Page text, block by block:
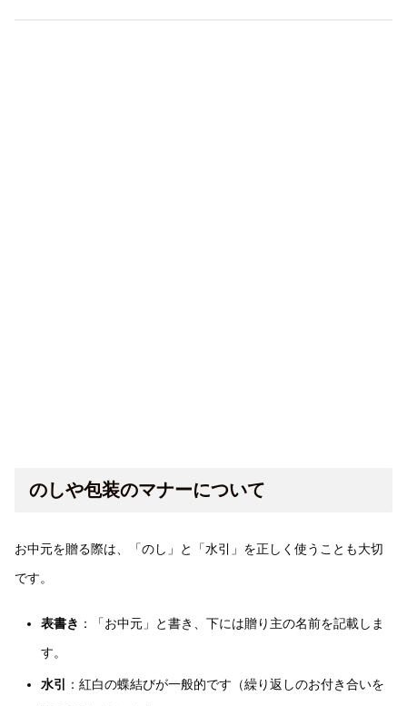
のしや包装のマナーについて
お中元を贈る際は、「のし」と「水引」を正しく使うことも大切
です。
表書き ：「お中元」と書き、下には贈り主の名前を記載しま
す。
水引
：紅白の蝶結びが一般的です（繰り返しのお付き合いを